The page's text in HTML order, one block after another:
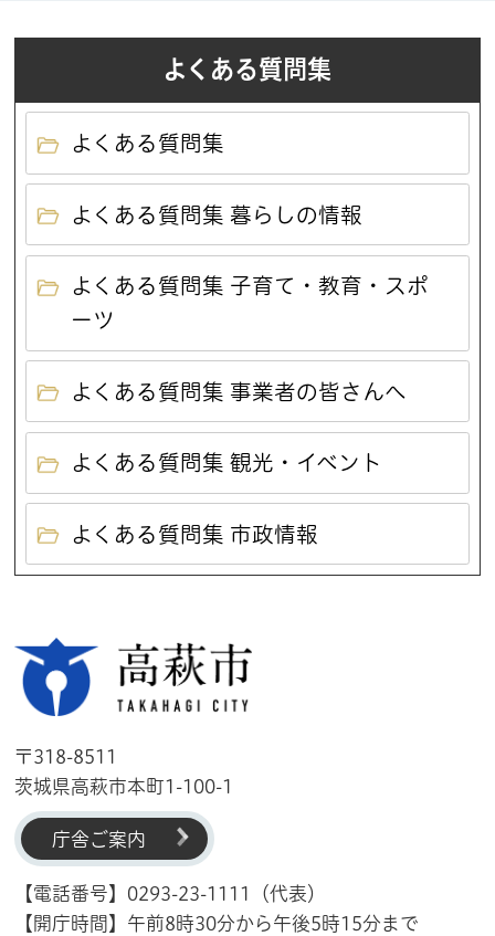
よくある質問集
よくある質問集
よくある質問集 暮らしの情報
よくある質問集 子育て・教育・スポ
ーツ
よくある質問集 事業者の皆さんへ
よくある質問集 観光・イベント
よくある質問集 市政情報
〒318-8511
茨城県高萩市本町1-100-1
庁舎ご案内
【電話番号】0293-23-1111（代表）
【開庁時間】午前8時30分から午後5時15分まで